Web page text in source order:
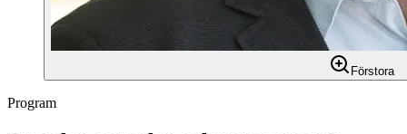
Förstora
Program